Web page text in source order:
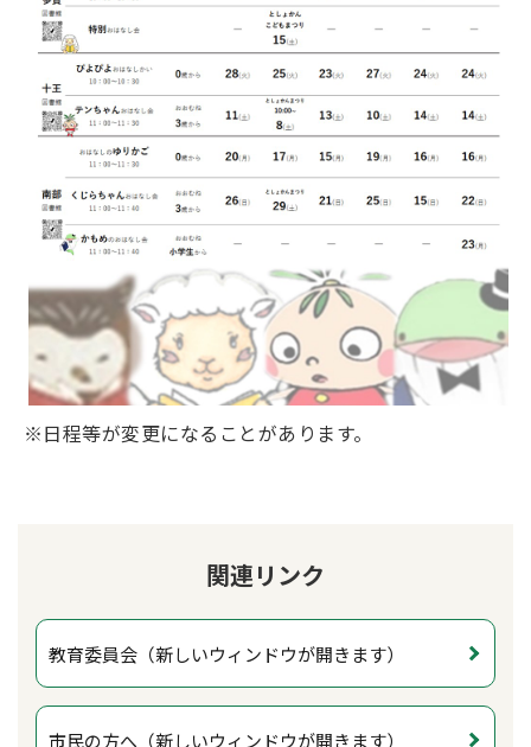
※日程等が変更になることがあります。
関連リンク
教育委員会（新しいウィンドウが開きます）
市民の方へ（新しいウィンドウが開きます）